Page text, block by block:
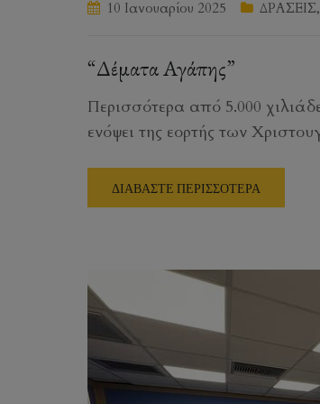
10 Ιανουαρίου 2025 ΔΡΑΣΕΙΣ,
“Δέματα Αγάπης”
Περισσότερα από 5.000
ενόψει της εορτής των
ΔΙΑΒΑΣΤΕ ΠΕΡΙΣΣΟΤΕΡΑ